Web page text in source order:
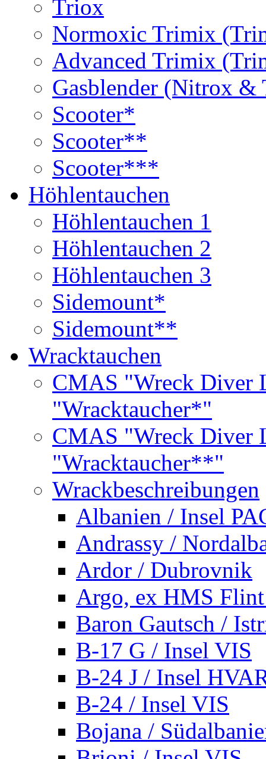
Triox
Normoxic Trimix
Advanced Trimix
Gasblender (Nitrox
Scooter*
Scooter**
Scooter***
Höhlentauchen
Höhlentauchen 1
Höhlentauchen 2
Höhlentauchen 3
Sidemount*
Sidemount**
Wracktauchen
CMAS "Wreck Diver
"Wracktaucher*"
CMAS "Wreck Diver
"Wracktaucher**"
Wrackbeschreibungen
Albanien / Insel
Andrassy /
Ardor / Dubrovnik
Argo, ex HMS
Baron Gautsch /
B-17 G / Insel VIS
B-24 J / Insel
B-24 / Insel VIS
Bojana /